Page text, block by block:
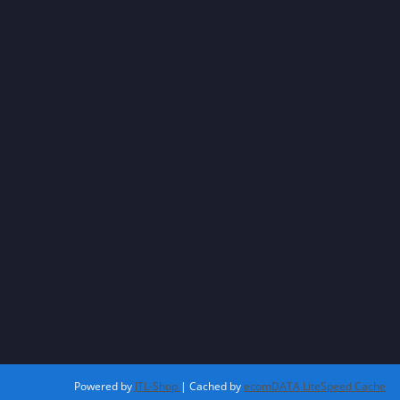
Powered by JTL-Shop | Cached byecomDATA LiteSpeed Cache